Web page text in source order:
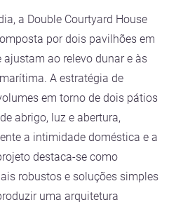
a Double Courtyard House
por dois pavilhões em
ao relevo dunar e às
A estratégia de
em torno de dois pátios
abrigo, luz e abertura,
a intimidade doméstica e a
destaca-se como
robustos e soluções simples
uma arquitetura